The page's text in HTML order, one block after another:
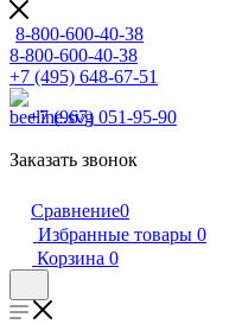
8-800-600-40-38
8-800-600-40-38
+7 (495) 648-67-51
+7 (967) 051-95-90
Заказать звонок
Сравнение0
Избранные товары 0
Корзина 0